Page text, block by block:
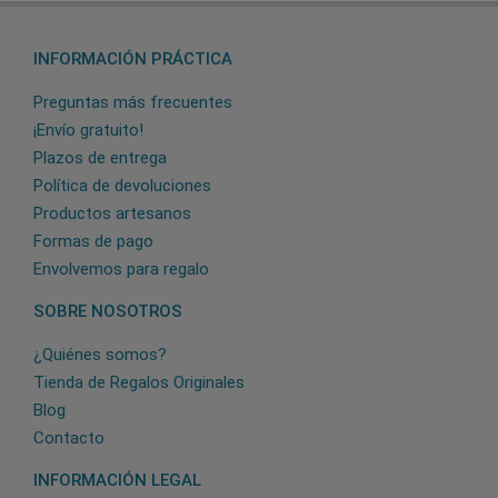
INFORMACIÓN PRÁCTICA
Preguntas más frecuentes
¡Envío gratuito!
Plazos de entrega
Política de devoluciones
Productos artesanos
Formas de pago
Envolvemos para regalo
SOBRE NOSOTROS
¿Quiénes somos?
Tienda de Regalos Originales
Blog
Contacto
INFORMACIÓN LEGAL